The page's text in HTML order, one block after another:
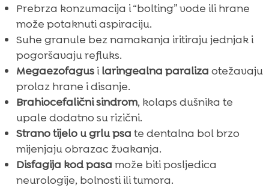
Prebrza konzumacija i “bolting” vode ili hrane
može potaknuti aspiraciju.
Suhe granule bez namakanja iritiraju jednjak i
pogoršavaju refluks.
Megaezofagusilaringealna paraliza otežavaju
prolaz hrane i disanje.
Brahiocefalični sindrom, kolaps dušnika te
upale dodatno su rizični.
Strano tijelo u grlu psa te dentalna bol brzo
mijenjaju obrazac žvakanja.
Disfagija kod pasa može biti posljedica
neurologije, bolnosti ili tumora.